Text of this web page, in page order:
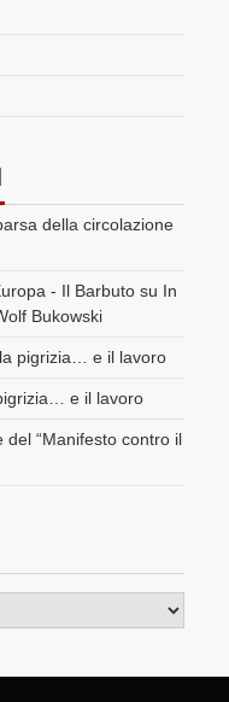
della circolazione
- Il Barbuto su In
Bukowski
pigrizia… e il lavoro
e il lavoro
del “Manifesto contro il